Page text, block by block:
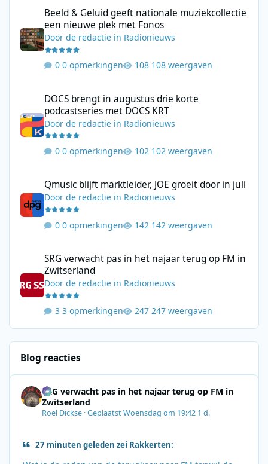
Beeld & Geluid geeft nationale muziekcollectie
een nieuwe plek met Fonos
Doorde redactie in Radionieuws
0 opmerkingen 108 weergaven
DOCS brengt in augustus drie korte
podcastseries met DOCS KRT
Doorde redactie in Radionieuws
0 opmerkingen 102 weergaven
Qmusic blijft marktleider, JOE groeit door in juli
Doorde redactie in Radionieuws
0 opmerkingen 142 weergaven
SRG verwacht pas in het najaar terug op FM in
Zwitserland
Doorde redactie in Radionieuws
3 opmerkingen 247 weergaven
Blog reacties
SRG verwacht pas in het najaar terug op FM in
Zwitserland
Roel Dickse ·GeplaatstWoensdag om 19:42 1 d.
27 minuten geleden zei Rakkerten: